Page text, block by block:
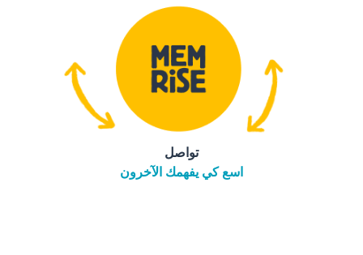
تواصل
اسع كي يفهمك الآخرون